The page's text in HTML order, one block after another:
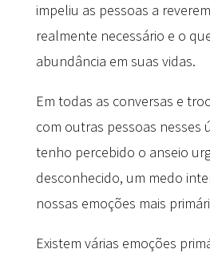
impeliu as pessoas a
realmente necessário e o
abundância em suas vidas.
Em todas as conversas e
com outras pessoas nesses
tenho percebido o anseio
desconhecido, um medo
nossas emoções mais
Existem várias emoções